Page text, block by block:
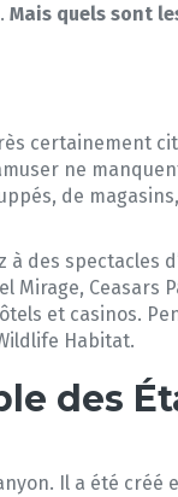
Mais quels sont
certainement
ne
de
des spectacles
Mirage, Ceasars
et casinos.
Habitat.
des
Il a été créé